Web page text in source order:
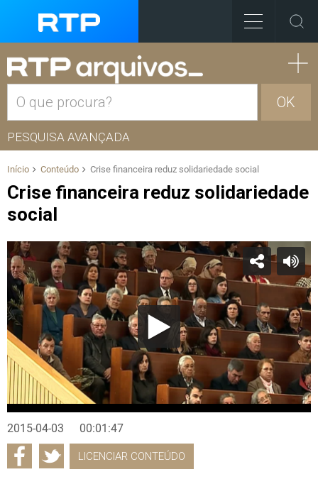
OK
PESQUISA AVANÇADA
Início Conteúdo Crise financeira reduz solidariedade social
Crise financeira reduz solidariedade
social
2015-04-03 00:01:47
LICENCIAR CONTEÚDO